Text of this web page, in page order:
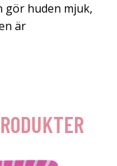
gör huden mjuk,
är